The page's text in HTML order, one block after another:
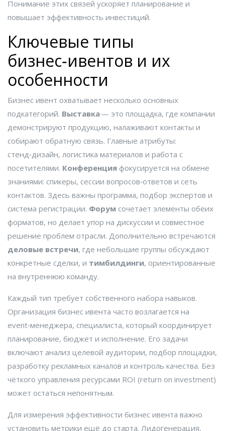
Понимание этих связей ускоряет планирование и
повышает эффективность инвестиций.
Ключевые типы
бизнес‑ивентов и их
особенности
Бизнес ивент охватывает несколько основных
подкатегорий. Выставка— это площадка, где компании
демонстрируют продукцию, налаживают контакты и
собирают обратную связь. Главные атрибуты:
стенд‑дизайн, логистика материалов и работа с
посетителями. Конференция фокусируется на обмене
знаниями: спикеры, сессии вопросов‑ответов и сеть
контактов. Здесь важны программа, подбор экспертов и
система регистрации. Форум сочетает элементы обеих
форматов, но делает упор на дискуссии и совместное
решение проблем отрасли. Дополнительно встречаются
деловые встречи, где небольшие группы обсуждают
конкретные сделки, и тимбилдинги, ориентированные
на внутреннюю команду.
Каждый тип требует собственного набора навыков.
Организация бизнес ивента часто возлагается на
event‑менеджера, специалиста, который координирует
планирование, бюджет и исполнение. Его задачи
включают анализ целевой аудитории, подбор площадки,
разработку рекламных каналов и контроль качества. Без
чёткого управления ресурсами ROI (return on investment)
может остаться непонятным.
Для измерения эффективности бизнес ивента важно
установить метрики ещё до старта. Лидогенерация,